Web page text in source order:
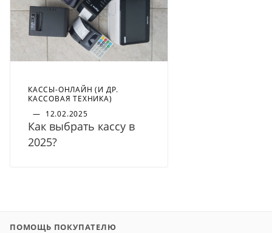
КАССЫ-ОНЛАЙН (И ДР.
КАССОВАЯ ТЕХНИКА)
— 12.02.2025
Как выбрать кассу в
2025?
ПОМОЩЬ ПОКУПАТЕЛЮ